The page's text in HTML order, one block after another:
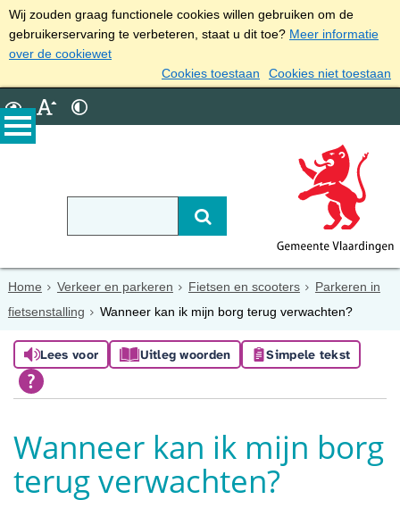
Wij zouden graag functionele cookies willen gebruiken om de
gebruikerservaring te verbeteren, staat u dit toe? Meer informatie
over de cookiewet
Cookies toestaan
Cookies niet toestaan
Home Verkeer en parkeren Fietsen en scooters
Parkeren in
fietsenstalling
Wanneer kan ik mijn borg terug verwachten?
Lees voor Uitleg woorden Simpele tekst
Wanneer kan ik mijn borg
terug verwachten?